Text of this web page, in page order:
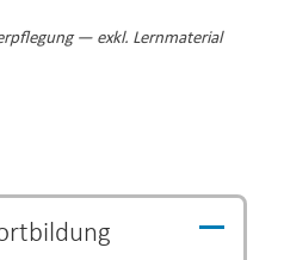
— exkl. Lernmaterial